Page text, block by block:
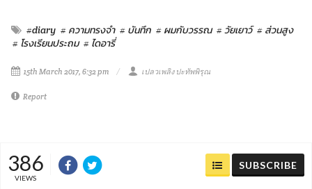
#diary # ความทรงจำ # บันทึก # ผมกับวรรณ # วัยเยาว์ # ส่วนสูง
# โรงเรียนประถม # ไดอารี่
15th March 2017, 6:32 pm เปลวเพลิง ปะทัพพิรุณ
Report
386
VIEWS
SUBSCRIBE